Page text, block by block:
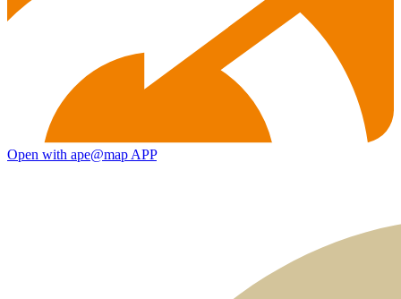
Open with ape@map APP